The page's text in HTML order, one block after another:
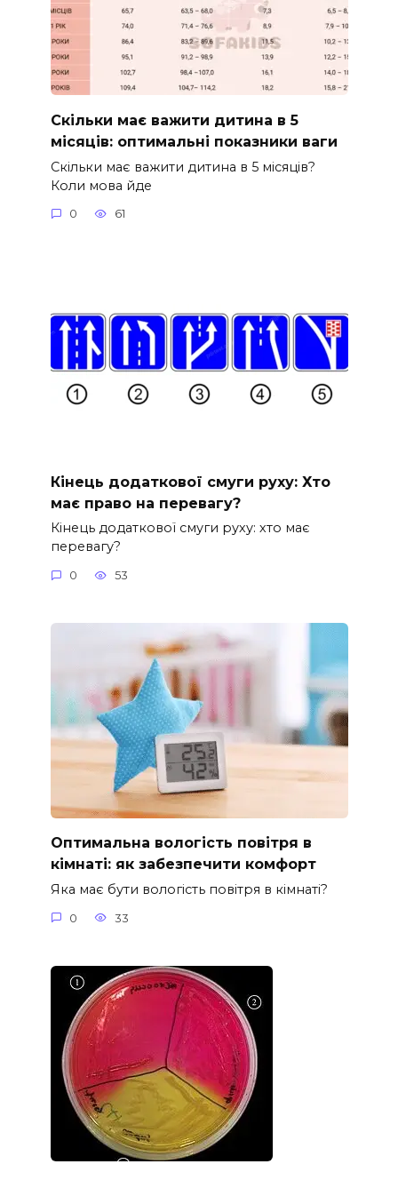
Скільки має важити дитина в 5
місяців: оптимальні показники ваги
Скільки має важити дитина в 5 місяців?
Коли мова йде
0 61
Кінець додаткової смуги руху: Хто
має право на перевагу?
Кінець додаткової смуги руху: хто має
перевагу?
0 53
Оптимальна вологість повітря в
кімнаті: як забезпечити комфорт
Яка має бути вологість повітря в кімнаті?
0 33